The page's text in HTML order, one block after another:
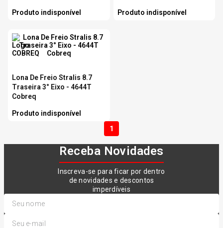
Produto indisponível Produto indisponível
Lona De Freio Stralis 8.7
Traseira 3° Eixo - 4644T
Cobreq
Produto indisponível
1
Receba Novidades
Inscreva-se para ficar por dentro
de novidades e descontos
imperdíveis